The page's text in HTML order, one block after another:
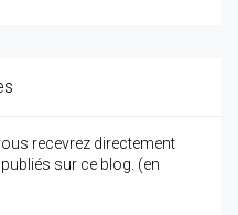
recevrez directement
sur ce blog. (en